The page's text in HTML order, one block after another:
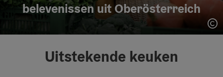
belevenissen uit Oberösterreich
Uitstekende keuken